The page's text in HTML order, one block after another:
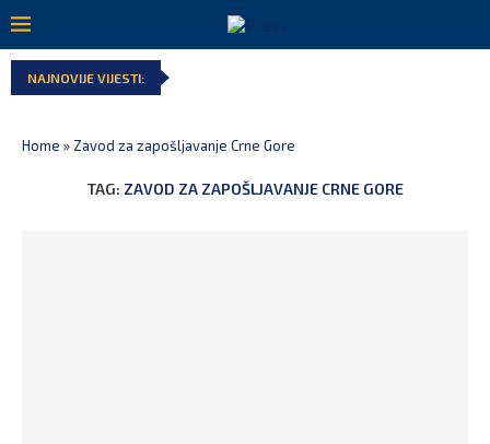
NAJNOVIJE VIJESTI:
Home » Zavod za zapošljavanje Crne Gore
TAG: ZAVOD ZA ZAPOŠLJAVANJE CRNE GORE